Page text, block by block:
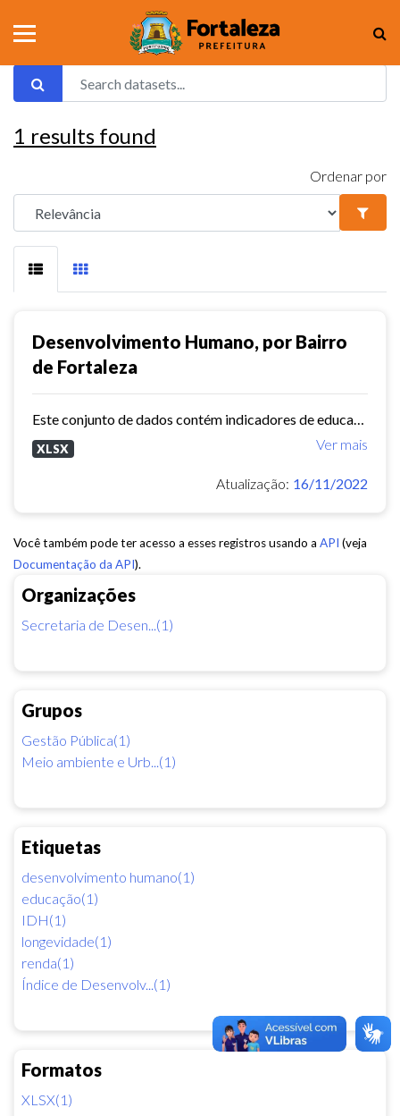
Organizações
Secretaria de Desen...(1)
Grupos
Gestão Pública(1)
Meio ambiente e Urb...(1)
Etiquetas
desenvolvimento humano(1)
educação(1)
IDH(1)
longevidade(1)
renda(1)
Índice de Desenvolv...(1)
Formatos
XLSX(1)
1 results found
Ordenar por
Desenvolvimento Humano, por Bairro
de Fortaleza
Ver mais
XLSX
Atualização: 16/11/2022
Você também pode ter acesso a esses registros usando a API (veja
Documentação da API).